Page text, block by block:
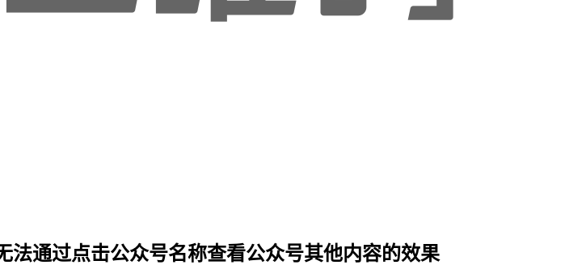
通过点击公众号名称查看公众号其他内容的效果